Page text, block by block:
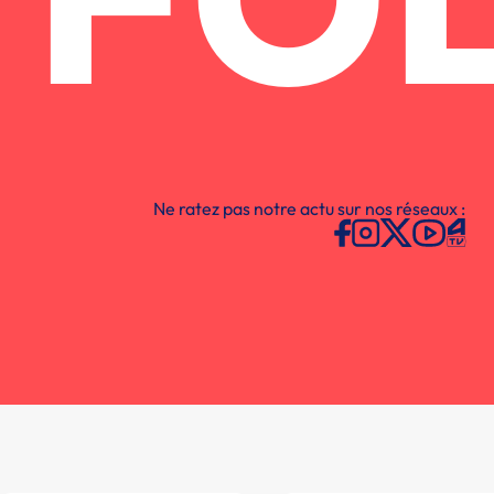
Ne ratez pas notre actu sur nos réseaux :